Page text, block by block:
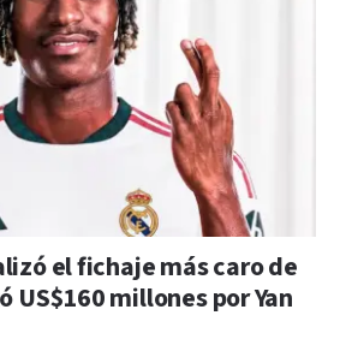
el fichaje más caro de
US$160 millones por Yan